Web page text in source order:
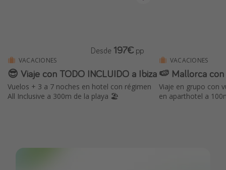
VACACIONES
😎 Viaje con TODO INCLUIDO a Ibiza
Vuelos + 3 a 7 noches en hotel con régimen
All Inclusive a 300m de la playa 🏖️
Desde 197€ pp
VACACIONES
🍉 Mallorca
Viaje en grupo con
en aparthotel a